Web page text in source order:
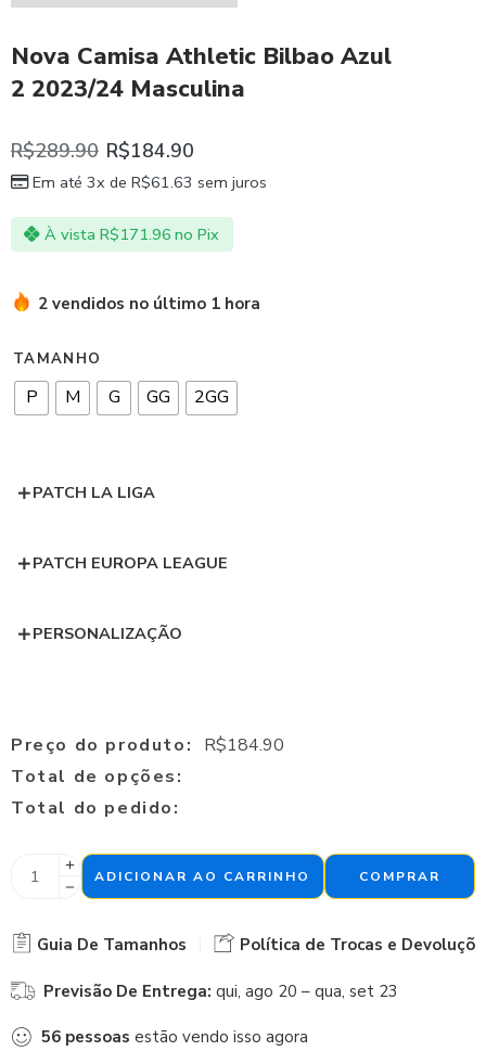
Nova Camisa Athletic Bilbao Azul
2 2023/24 Masculina
R$289.90 R$184.90
Em até 3x de R$61.63 sem juros
À vista R$171.96 no Pix
2 vendidos no último 1 hora
TAMANHO
P M G GG 2GG
PATCH LA LIGA
PATCH EUROPA LEAGUE
PERSONALIZAÇÃO
Preço do produto: R$184.90
Total de opções:
Total do pedido:
ADICIONAR AO CARRINHO COMPRAR
Guia De Tamanhos Política de Trocas e
Previsão De Entrega: qui, ago 20 – qua, set 23
56 pessoas estão vendo isso agora